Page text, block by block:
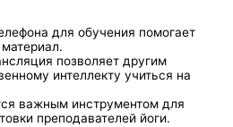
для обучения помогает
позволяет другим
интеллекту учиться на
важным инструментом для
преподавателей йоги.